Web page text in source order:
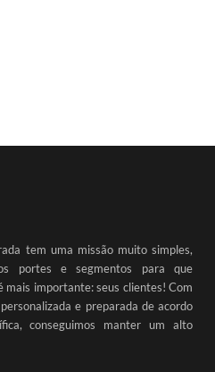
tem uma missão muito simples,
portes e segmentos para que
mais importante: seus clientes! Com
e preparada de acordo
conseguimos manter um alto